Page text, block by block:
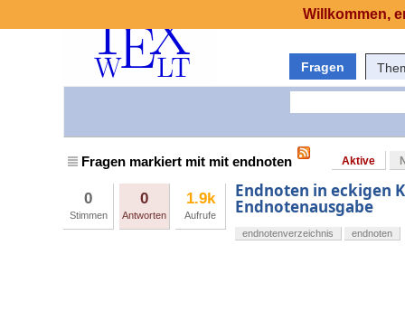
Fragen
Fragen markiert mit mit endnoten Aktive
0
Stimmen
0
Antworten
1.9k
Aufrufe
Endnoten in eckigen
Endnotenausgabe
endnotenverzeichnis endnoten
Willkommen,